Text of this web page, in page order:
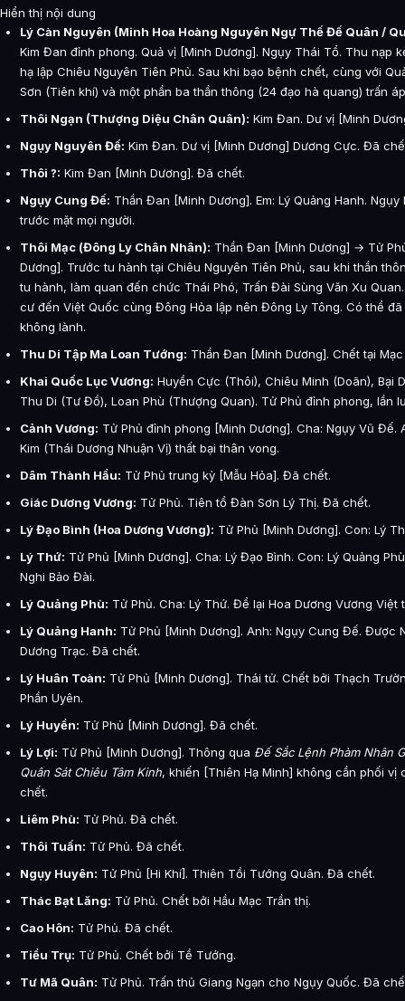
Hiển thị nội dung
Lý Càn Nguyên (Minh Hoa Hoàng Nguyên Ngự Thế Đế Quân /
Kim Đan đỉnh phong. Quả vị [Minh Dương]. Ngụy Thái Tổ. Thu nạp
hạ lập Chiêu Nguyên Tiên Phủ. Sau khi bạo bệnh chết, cùng với
Sơn (Tiên khí) và một phần ba thần thông (24 đạo hà quang) trấn
Thôi Ngạn (Thượng Diệu Chân Quân): Kim Đan. Dư vị [Minh
Ngụy Nguyên Đế: Kim Đan. Dư vị [Minh Dương] Dương Cực. Đã
Thôi ?: Kim Đan [Minh Dương]. Đã chết.
Ngụy Cung Đế: Thần Đan [Minh Dương]. Em: Lý Quảng Hanh. Ngụy
trước mặt mọi người.
Thôi Mạc (Đông Ly Chân Nhân): Thần Đan [Minh Dương] → Tử
Dương]. Trước tu hành tại Chiêu Nguyên Tiên Phủ, sau khi thần
tu hành, làm quan đến chức Thái Phó, Trấn Đài Sùng Văn Xu
cư đến Việt Quốc cùng Đông Hỏa lập nên Đông Ly Tông. Có thể
không lành.
Thu Di Tập Ma Loan Tướng: Thần Đan [Minh Dương]. Chết tại Mạc
Khai Quốc Lục Vương: Huyền Cực (Thôi), Chiêu Minh (Doãn), Bại
Thu Di (Tư Đồ), Loan Phù (Thượng Quan). Tử Phủ đỉnh phong, lần
Cảnh Vương: Tử Phủ đỉnh phong [Minh Dương]. Cha: Ngụy Vũ Đế.
Kim (Thái Dương Nhuận Vị) thất bại thân vong.
Dâm Thành Hầu: Tử Phủ trung kỳ [Mẫu Hỏa]. Đã chết.
Giác Dương Vương: Tử Phủ. Tiên tổ Đàn Sơn Lý Thị. Đã chết.
Lý Đạo Bình (Hoa Dương Vương): Tử Phủ [Minh Dương]. Con: Lý
Lý Thứ: Tử Phủ [Minh Dương]. Cha: Lý Đạo Bình. Con: Lý Quảng
Nghi Bảo Đài.
Lý Quảng Phù: Tử Phủ. Cha: Lý Thứ. Để lại Hoa Dương Vương
Lý Quảng Hanh: Tử Phủ [Minh Dương]. Anh: Ngụy Cung Đế. Được
Dương Trạc. Đã chết.
Lý Huân Toàn: Tử Phủ [Minh Dương]. Thái tử. Chết bởi Thạch
Phần Uyên.
Lý Huyền: Tử Phủ [Minh Dương]. Đã chết.
Lý Lợi: Tử Phủ [Minh Dương]. Thông qua Đế Sắc Lệnh Phàm Nhân
Quân Sát Chiêu Tâm Kinh, khiến [Thiên Hạ Minh] không cần phối
chết.
Liêm Phù: Tử Phủ. Đã chết.
Thôi Tuấn: Tử Phủ. Đã chết.
Ngụy Huyên: Tử Phủ [Hi Khí]. Thiên Tồi Tướng Quân. Đã chết.
Thác Bạt Lăng: Tử Phủ. Chết bởi Hầu Mạc Trần thị.
Cao Hôn: Tử Phủ. Đã chết.
Tiều Trụ: Tử Phủ. Chết bởi Tề Tướng.
Tư Mã Quân: Tử Phủ. Trấn thủ Giang Ngạn cho Ngụy Quốc. Đã